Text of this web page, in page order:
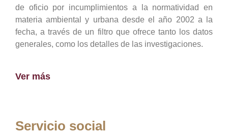
de oficio por incumplimientos a la normatividad en
materia ambiental y urbana desde el año 2002 a la
fecha, a través de un filtro que ofrece tanto los datos
generales, como los detalles de las investigaciones.
Ver más
Servicio social